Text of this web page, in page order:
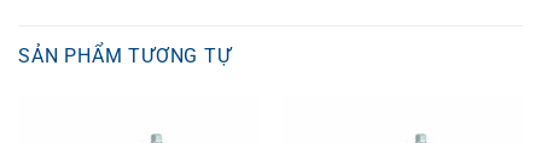
SẢN PHẨM TƯƠNG TỰ